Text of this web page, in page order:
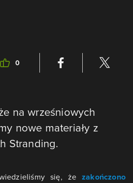
0
na wrześniowych
nowe materiały z
Stranding.
się, że zakończono